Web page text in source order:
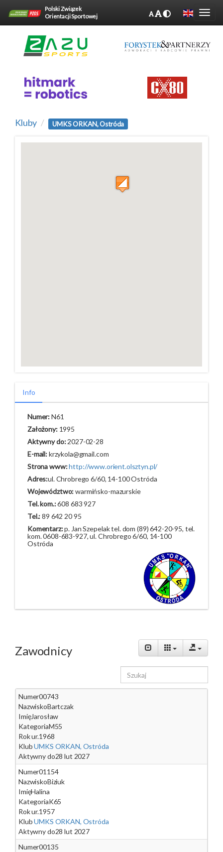
Polski Związek
Orientacji Sportowej
Kluby UMKS ORKAN, Ostróda
Info
Numer:N61
Założony:1995
Aktywny do:2027-02-28
E-mail:krzykola@gmail.com
Strona www:http://www.orient.olsztyn.pl/
Adres:ul. Chrobrego 6/60, 14-100 Ostróda
Województwo:warmińsko-mazurskie
Tel. kom.:608 683 927
Tel.:89 642 20 95
Komentarz:p. Jan Szepelak tel. dom (89) 642-20-95, tel.
kom. 0608-683-927, ul. Chrobrego 6/60, 14-100
Ostróda
Zawodnicy
Numer00743
NazwiskoBartczak
ImięJarosław
KategoriaM55
Rok ur.1968
KlubUMKS ORKAN, Ostróda
Aktywny do28 lut 2027
Numer01154
NazwiskoBiziuk
ImięHalina
KategoriaK65
Rok ur.1957
KlubUMKS ORKAN, Ostróda
Aktywny do28 lut 2027
Numer00135